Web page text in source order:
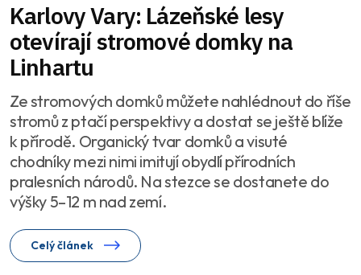
Karlovy Vary: Lázeňské lesy
otevírají stromové domky na
Linhartu
Ze stromových domků můžete nahlédnout do říše
stromů z ptačí perspektivy a dostat se ještě blíže
k přírodě. Organický tvar domků a visuté
chodníky mezi nimi imitují obydlí přírodních
pralesních národů. Na stezce se dostanete do
výšky 5–12 m nad zemí.
Celý článek